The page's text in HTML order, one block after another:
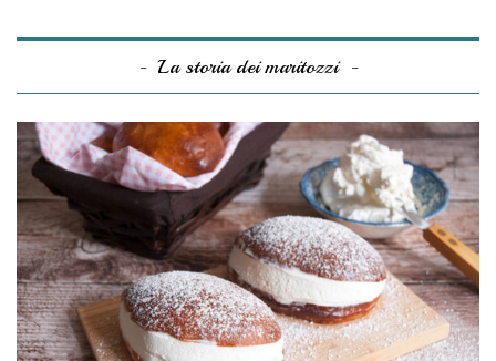
La storia dei maritozzi